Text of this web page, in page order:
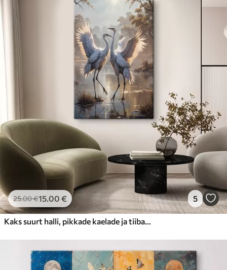
25.00€15.00 € 5
Kaks suurt halli, pikkade kaelade ja tiibadega kraanat, mis seisavad puudest ümbritsetud udujärves